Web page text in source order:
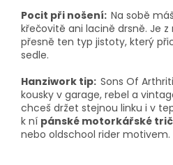
Pocit při nošení: Na sobě
křečovitě ani lacině drsně. Je
přesně ten typ jistoty, který
sedle.
Hanziwork tip: Sons Of
kousky v garage, rebel a
chceš držet stejnou linku i v
k ní pánské motorkářské
nebo oldschool rider motivem.